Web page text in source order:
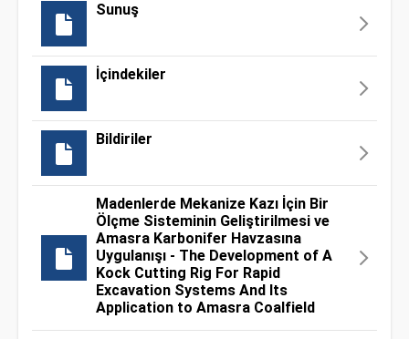
Sunuş
İçindekiler
Bildiriler
Madenlerde Mekanize Kazı İçin Bir
Ölçme Sisteminin Geliştirilmesi ve
Amasra Karbonifer Havzasına
Uygulanışı - The Development of A
Kock Cutting Rig For Rapid
Excavation Systems And Its
Application to Amasra Coalfield